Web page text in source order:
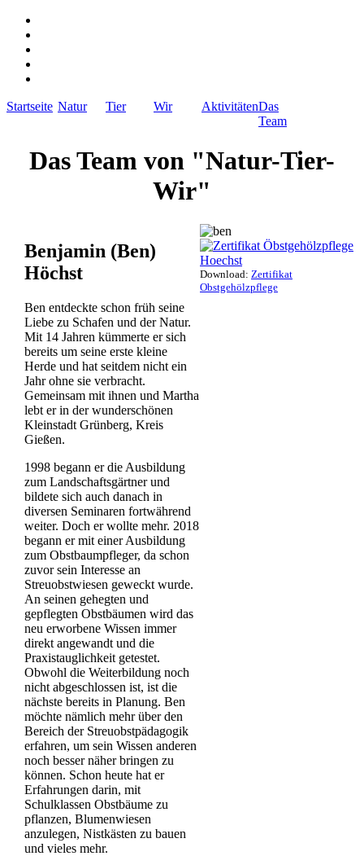
Startseite Natur Tier Wir AktivitätenDas
Team
Das Team von "Natur-Tier-
Wir"
Benjamin (Ben)
Höchst
Ben entdeckte schon früh seine
Liebe zu Schafen und der Natur.
Mit 14 Jahren kümmerte er sich
bereits um seine erste kleine
Herde und hat seitdem nicht ein
Jahr ohne sie verbracht.
Gemeinsam mit ihnen und Martha
lebt er in der wunderschönen
Kleinstadt Grünberg, Kreis
Gießen.
1998 begann er die Ausbildung
zum Landschaftsgärtner und
bildete sich auch danach in
diversen Seminaren fortwährend
weiter. Doch er wollte mehr. 2018
begann er mit einer Ausbildung
zum Obstbaumpfleger, da schon
zuvor sein Interesse an
Streuobstwiesen geweckt wurde.
An seinen gehegten und
gepflegten Obstbäumen wird das
neu erworbene Wissen immer
direkt angewandt und die
Praxistauglichkeit getestet.
Obwohl die Weiterbildung noch
nicht abgeschlossen ist, ist die
nächste bereits in Planung. Ben
möchte nämlich mehr über den
Bereich der Streuobstpädagogik
erfahren, um sein Wissen anderen
noch besser näher bringen zu
können. Schon heute hat er
Erfahrungen darin, mit
Schulklassen Obstbäume zu
pflanzen, Blumenwiesen
anzulegen, Nistkästen zu bauen
und vieles mehr.
Download: Zertifikat
Obstgehölzpflege